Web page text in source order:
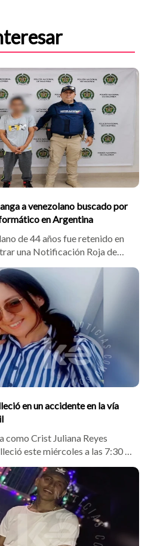
a venezolano buscado por
en Argentina
de 44 años fue retenido en
una Notificación Roja de
informática en Argentina. El
Silva informó que el operativo
Medellín se logró en
Colombia.
en un accidente en la vía
como Crist Juliana Reyes
este miércoles a las 7:30 a.
tránsito en el kilómetro 3+200
La víctima cayó a la vía
contra otro vehículo de
fue embestida por una